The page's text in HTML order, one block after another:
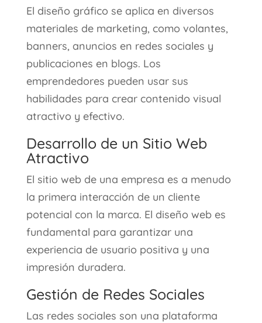
El diseño gráfico se aplica en diversos
materiales de marketing, como volantes,
banners, anuncios en redes sociales y
publicaciones en blogs. Los
emprendedores pueden usar sus
habilidades para crear contenido visual
atractivo y efectivo.
Desarrollo de un Sitio Web
Atractivo
El sitio web de una empresa es a menudo
la primera interacción de un cliente
potencial con la marca. El diseño web es
fundamental para garantizar una
experiencia de usuario positiva y una
impresión duradera.
Gestión de Redes Sociales
Las redes sociales son una plataforma